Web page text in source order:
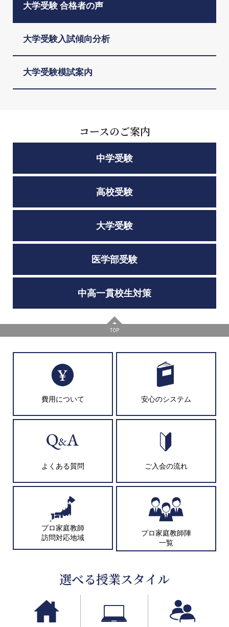
大学受験 合格者の声
大学受験入試傾向分析
大学受験模試案内
コースのご案内
中学受験
高校受験
大学受験
医学部受験
中高一貫校生対策
TOP
費用について 安心のシステム
よくある質問 ご入会の流れ
プロ家庭教師
訪問対応地域
プロ家庭教師陣
一覧
選べる授業スタイル